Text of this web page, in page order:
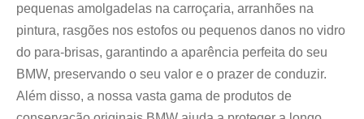
pequenas amolgadelas na carroçaria, arranhões na
pintura, rasgões nos estofos ou pequenos danos no vidro
do para-brisas, garantindo a aparência perfeita do seu
BMW, preservando o seu valor e o prazer de conduzir.
Além disso, a nossa vasta gama de produtos de